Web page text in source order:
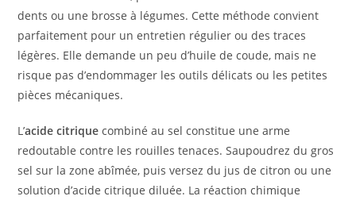
dents ou une brosse à légumes. Cette méthode convient
parfaitement pour un entretien régulier ou des traces
légères. Elle demande un peu d’huile de coude, mais ne
risque pas d’endommager les outils délicats ou les petites
pièces mécaniques.
L’acide citrique combiné au sel constitue une arme
redoutable contre les rouilles tenaces. Saupoudrez du gros
sel sur la zone abîmée, puis versez du jus de citron ou une
solution d’acide citrique diluée. La réaction chimique